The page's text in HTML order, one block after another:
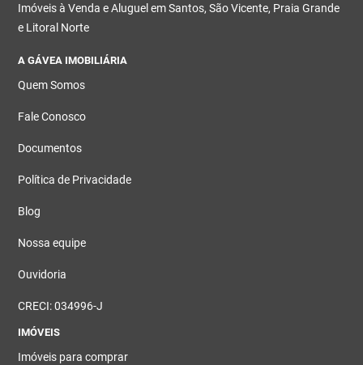
Imóveis à Venda e Aluguel em Santos, São Vicente, Praia Grande
e Litoral Norte
A GÁVEA IMOBILIÁRIA
Quem Somos
Fale Conosco
Documentos
Política de Privacidade
Blog
Nossa equipe
Ouvidoria
CRECI: 034996-J
IMÓVEIS
Imóveis para comprar